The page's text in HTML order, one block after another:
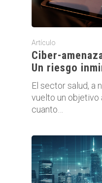
Artículo
Ciber-
Un riesgo
El sector salud, a
vuelto un
cuanto…